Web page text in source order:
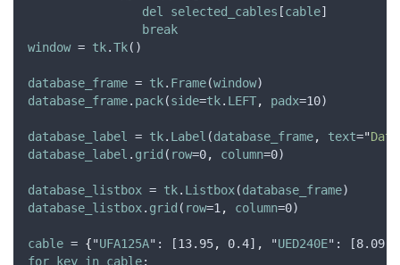
del
selected_cables [cable]
break
window = tk.Tk()
database_frame = tk. Frame(window)
database_frame. pack(side=tk. LEFT, padx=10)
database_label = tk. Label (database_frame, text="
database_label . grid ( row=0, column=0)
database_listbox = tk. Listbox(database_frame)
database_listbox. grid ( row=1 , column=0)
cable = {"UFA125A": [13.95, 0.4] , "UED240E": [8.09
for key in cable: